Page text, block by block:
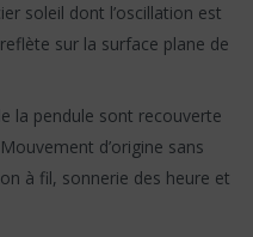
soleil dont l’oscillation est
sur la surface plane de
la pendule sont recouverte
d’origine sans
à fil, sonnerie des heure et